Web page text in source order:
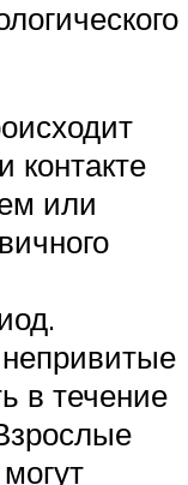
контакте
или
в течение